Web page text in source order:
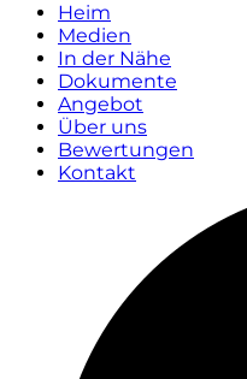
Heim
Medien
In der Nähe
Dokumente
Angebot
Über uns
Bewertungen
Kontakt